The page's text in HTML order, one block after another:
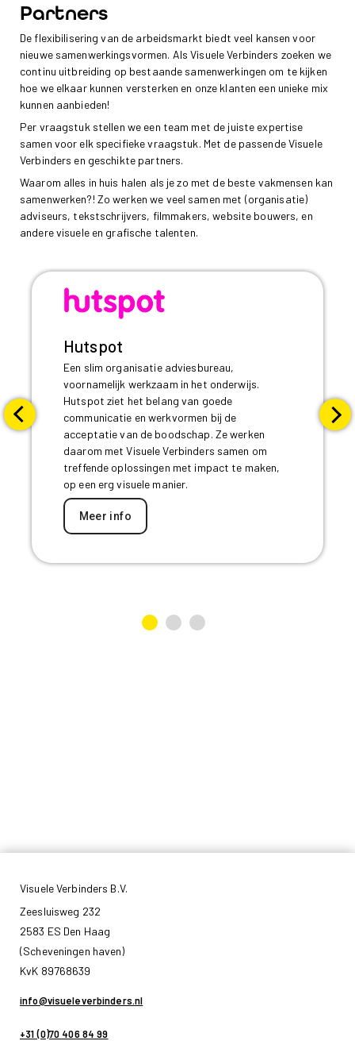
Partners
De flexibilisering van de arbeidsmarkt biedt veel kansen voor
nieuwe samenwerkingsvormen. Als Visuele Verbinders zoeken we
continu uitbreiding op bestaande samenwerkingen om te kijken
hoe we elkaar kunnen versterken en onze klanten een unieke mix
kunnen aanbieden!
Per vraagstuk stellen we een team met de juiste expertise
samen voor elk specifieke vraagstuk. Met de passende Visuele
Verbinders en geschikte partners.
Waarom alles in huis halen als je zo met de beste vakmensen kan
samenwerken?! Zo werken we veel samen met (organisatie)
adviseurs, tekstschrijvers, filmmakers, website bouwers, en
andere visuele en grafische talenten.
Hutspot
Een slim organisatie adviesbureau,
voornamelijk werkzaam in het onderwijs.
Hutspot ziet het belang van goede
communicatie en werkvormen bij de
acceptatie van de boodschap. Ze werken
daarom met Visuele Verbinders samen om
treffende oplossingen met impact te maken,
op een erg visuele manier.
Meer info
Visuele Verbinders B.V.
Zeesluisweg 232
2583 ES Den Haag
(Scheveningen haven)
KvK 89768639
info@visueleverbinders.nl
+31 (0)70 406 84 99